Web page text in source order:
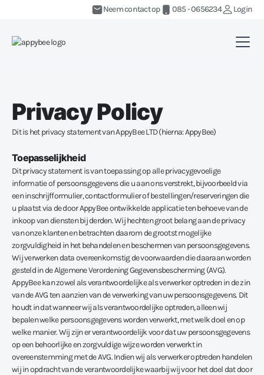
Neem contact op 085 - 0656234 Login
Privacy Policy
Dit is het privacy statement van AppyBee LTD (hierna: AppyBee)
Toepasselijkheid
Dit privacy statement is van toepassing op alle privacygevoelige
informatie of persoonsgegevens die u aan ons verstrekt, bijvoorbeeld via
een inschrijfformulier, contactformulier of bestellingen/reserveringen die
u plaatst via de door AppyBee ontwikkelde applicatie ten behoeve van de
inkoop van diensten bij derden. Wij hechten groot belang aan de privacy
van onze klanten en betrachten daarom de grootst mogelijke
zorgvuldigheid in het behandelen en beschermen van persoonsgegevens.
Wij verwerken data overeenkomstig de voorwaarden die daaraan worden
gesteld in de Algemene Verordening Gegevensbescherming (AVG).
AppyBee kan zowel als verantwoordelijke als verwerker optreden in de zin
van de AVG ten aanzien van de verwerking van uw persoonsgegevens. Dit
houdt in dat wanneer wij als verantwoordelijke optreden, alleen wij
bepalen welke persoonsgegevens worden verwerkt, met welk doel en op
welke manier. Wij zijn er verantwoordelijk voor dat uw persoonsgegevens
op een behoorlijke en zorgvuldige wijze worden verwerkt in
overeenstemming met de AVG. Indien wij als verwerker optreden handelen
wij in opdracht van de verantwoordelijke waarbij wij voor het doel dat door